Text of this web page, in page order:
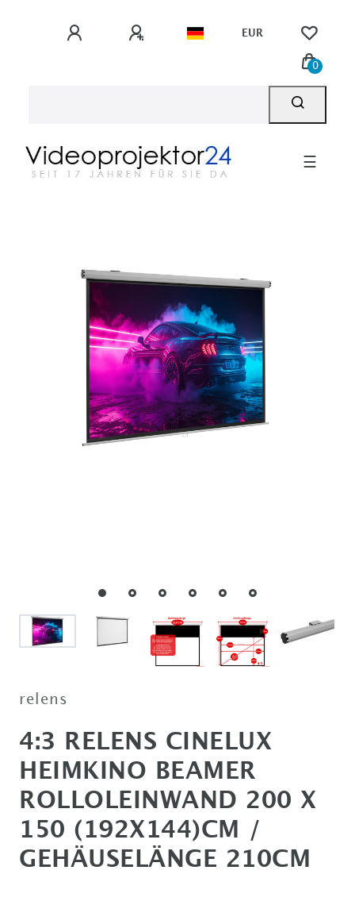
EUR
0
☰
relens
4:3 RELENS CINELUX
HEIMKINO BEAMER
ROLLOLEINWAND 200 X
150 (192X144)CM /
GEHÄUSELÄNGE 210CM